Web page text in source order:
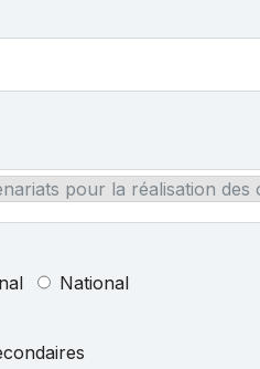
pour la réalisation des
National